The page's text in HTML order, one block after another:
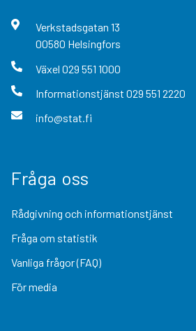
Verkstadsgatan 13
00580 Helsingfors
Växel 029 551 1000
Informationstjänst 029 551 2220
info@stat.fi
Fråga oss
Rådgivning och informationstjänst
Fråga om statistik
Vanliga frågor (FAQ)
För media